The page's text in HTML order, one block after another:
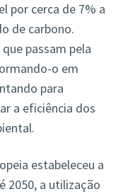
por cerca de 7% a
de carbono.
passam pela
o em
para
a eficiência dos
estabeleceu a
2050, a utilização